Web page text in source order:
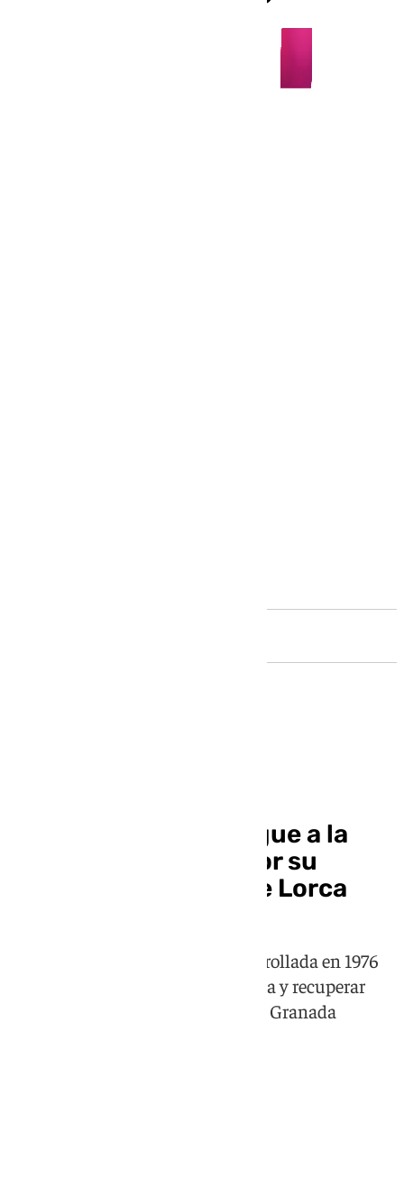
La Diputación distingue a la
Comisión de los 33 por su
defensa del legado de Lorca
El premio reconoce su labor desarrollada en 1976
para reivindicar la figura lorquiana y recuperar
libertades culturales y sociales en Granada